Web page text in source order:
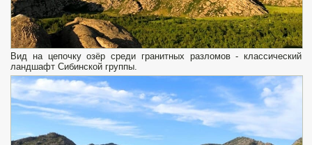
Вид на цепочку озёр среди гранитных разломов - классический
ландшафт Сибинской группы.